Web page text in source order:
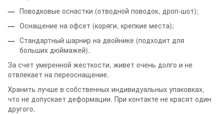
Поводковые оснастки (отводной поводок, дроп-шот);
Оснащение на офсет (коряги, крепкие места);
Стандартный шарнир на двойнике (подходит для
больших дюймажей).
За счет умеренной жесткости, живет очень долго и не
отвлекает на переоснащение.
Хранить лучше в собственных индивидуальных упаковках,
что не допускает деформации. При контакте не красят один
другого.